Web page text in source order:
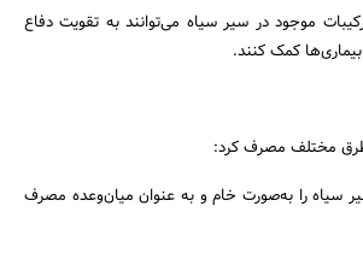
موجود در سیر سیاه می‌توانند به تقویت دفاع
کمک کنند.
طرق مختلف مصرف کرد:
سیاه را به‌صورت خام و به عنوان میان‌وعده مصرف